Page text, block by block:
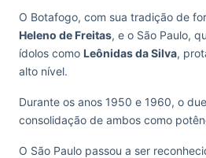
O Botafogo, com sua tradição de
Heleno de Freitas, e o São Paulo,
ídolos como Leônidas da Silva,
alto nível.
Durante os anos 1950 e 1960, o
consolidação de ambos como
O São Paulo passou a ser